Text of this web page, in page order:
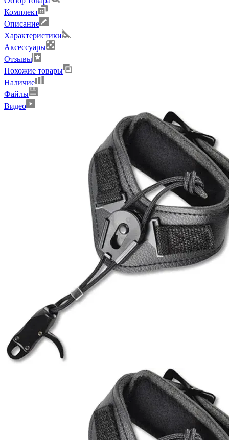
Комплект
Описание
Характеристики
Аксессуары
Отзывы
Похожие товары
Наличие
Файлы
Видео